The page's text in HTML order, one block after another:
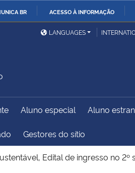
BR ACESSO À INFORMAÇÃO
Ministério das Relações
Exteriores
Controladoria-Geral da
União
LANGUAGES
Aluno especial Aluno
Gestores do sítio
Edital de ingresso no 2º